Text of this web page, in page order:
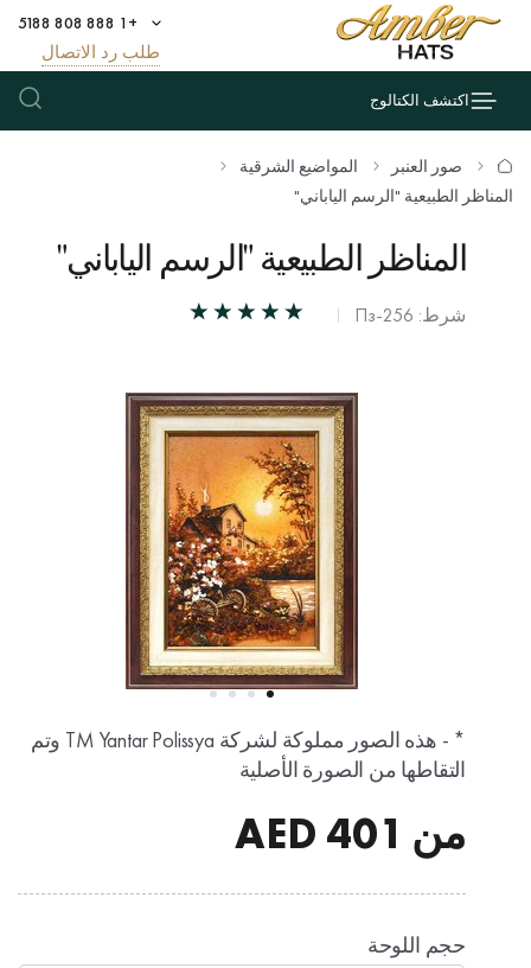
+1 888 808 5188
طلب رد الاتصال
اكتشف الكتالوج
صور العنبر
المواضيع الشرقية
المناظر الطبيعية "الرسم الياباني"
المناظر الطبيعية "الرسم الياباني"
شرط: Пз-256
* - هذه الصور مملوكة لشركة TM Yantar Polissya وتم
التقاطها من الصورة الأصلية
من
حجم اللوحة